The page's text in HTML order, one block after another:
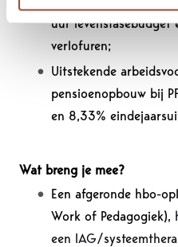
uur levensfasebudget
verlofuren;
Uitstekende
pensioenopbouw bij
en 8,33%
Wat breng je mee?
Een afgeronde hbo-
Work of Pedagogiek),
een IAG/